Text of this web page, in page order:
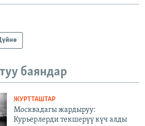
баяндар
ЖУРТТАШТАР
Москвадагы жардыруу:
Курьерлерди текшерүү күч алды